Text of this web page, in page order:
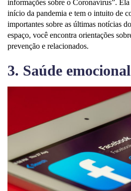
informações sobre o Coronavírus”.
início da pandemia e tem o intuito de
importantes sobre as últimas notícias
espaço, você encontra orientações
prevenção e relacionados.
3. Saúde emocional